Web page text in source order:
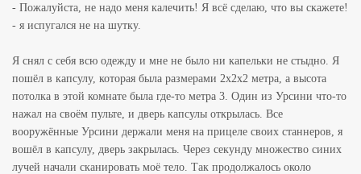
- Пожалуйста, не надо меня калечить! Я всё сделаю, что вы скажете!
- я испугался не на шутку.
Я снял с себя всю одежду и мне не было ни капельки не стыдно. Я
пошёл в капсулу, которая была размерами 2x2x2 метра, а высота
потолка в этой комнате была где-то метра 3. Один из Урсини что-то
нажал на своём пульте, и дверь капсулы открылась. Все
вооружённые Урсини держали меня на прицеле своих станнеров, я
вошёл в капсулу, дверь закрылась. Через секунду множество синих
лучей начали сканировать моё тело. Так продолжалось около